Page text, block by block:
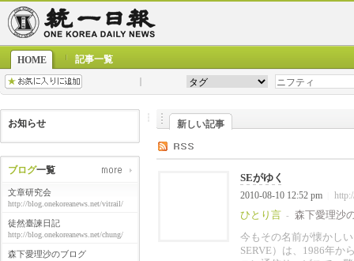
HOME 記事一覧
お知らせ
ブログ一覧
文章研究会
http://blog.onekoreanews.net/vitrail/
徒然臺諫日記
http://blog.onekoreanews.net/chung/
森下愛理沙のブログ
新しい記事
SEがゆく
2010-08-10 12:52 pm
ひとり言 -
森下愛理沙
今もその名前が懐かし
SERVE）は、1986年か